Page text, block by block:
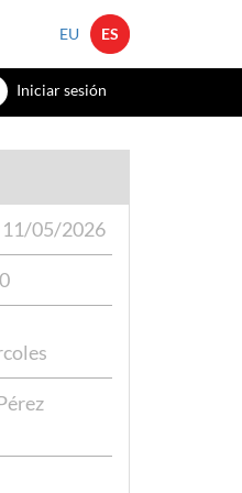
EU ES
Iniciar sesión
11/05/2026